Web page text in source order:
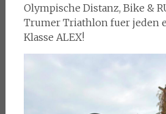
Olympische Distanz, Bike &
Trumer Triathlon fuer jeden
Klasse ALEX!